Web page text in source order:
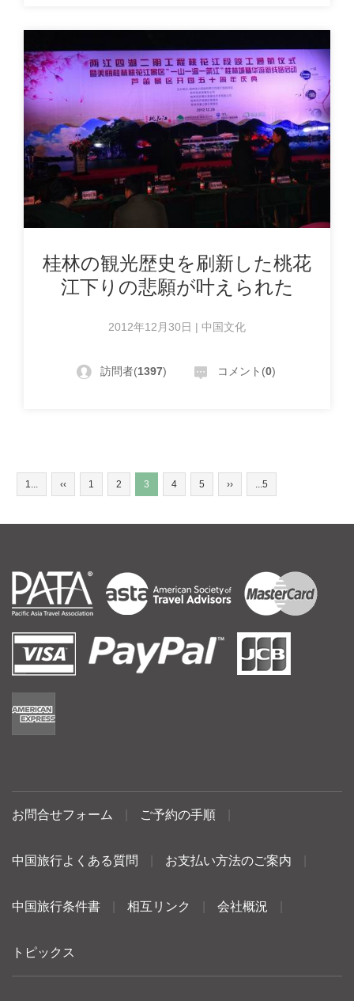
桂林の観光歴史を刷新した桃花
江下りの悲願が叶えられた
2012年12月30日 | 中国文化
訪問者(1397) コメント(0)
1... ‹‹ 1 2 3 4 5 ›› ...5
お問合せフォーム ご予約の手順
中国旅行よくある質問 お支払い方法のご案内
中国旅行条件書 相互リンク 会社概況
トピックス